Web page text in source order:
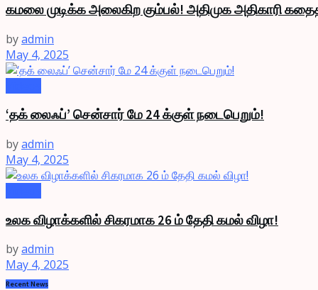
கமலை முடிக்க அலைகிற கும்பல்! அதிமுக அதிகாரி
byadmin
May 4, 2025
‘தக் லைஃப்’ சென்சார் மே 24 க்குள் நடைபெறும்!
byadmin
May 4, 2025
உலக விழாக்களில் சிகரமாக 26 ம் தேதி கமல் விழா!
byadmin
May 4, 2025
Recent News